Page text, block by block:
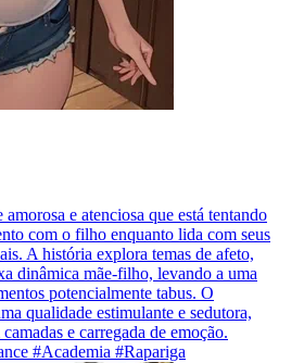
e atenciosa que está tentando
com o filho enquanto lida com seus
A história explora temas de afeto,
dinâmica mãe-filho, levando a uma
potencialmente tabus. O
qualidade estimulante e sedutora,
e carregada de emoção.
#Academia #Rapariga